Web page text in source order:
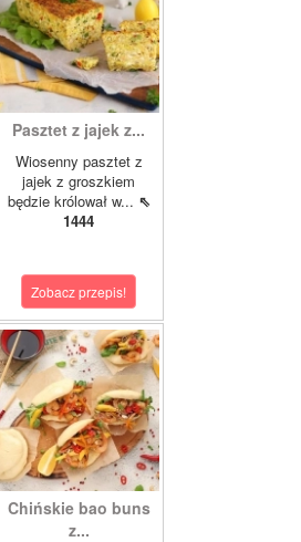
Pasztet z jajek z...
Wiosenny pasztet z
jajek z groszkiem
będzie królował w... ⇖
1444
Zobacz przepis!
Chińskie bao buns
z...